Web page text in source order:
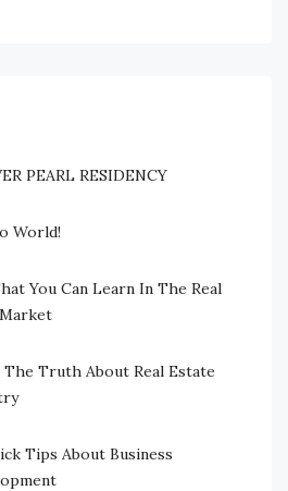
PEARL RESIDENCY
World!
You Can Learn In The Real
The Truth About Real Estate
Tips About Business